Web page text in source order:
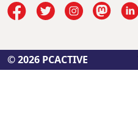
© 2026 PCACTIVE